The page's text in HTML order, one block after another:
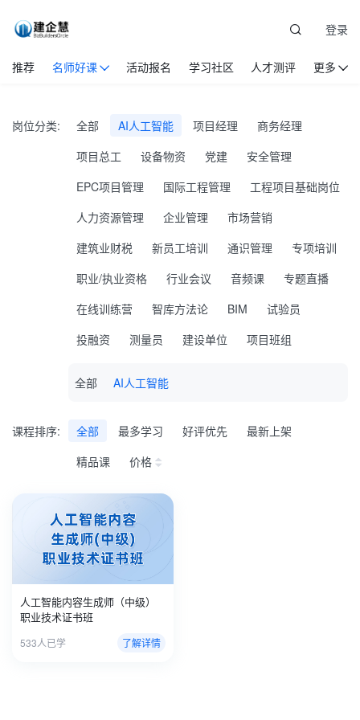
推荐 名师好课 活动报名 学习社区 人才测评 更多
登录
岗位分类: 全部 AI人工智能 项目经理
商务经理
项目总工
设备物资 党建
安全管理
EPC项目管理
国际工程管理
工程项目基础岗位
人力资源管理
企业管理
市场营销
建筑业财税
新员工培训 通识管理
专项培训
职业/执业资格
行业会议 音频课
专题直播
在线训练营
智库方法论 BIM
试验员
投融资
测量员 建设单位 项目班组
全部 AI人工智能
课程排序: 全部 最多学习 好评优先
最新上架
精品课
价格
人工智能内容生成师（中级）
职业技术证书班
533人已学 了解详情